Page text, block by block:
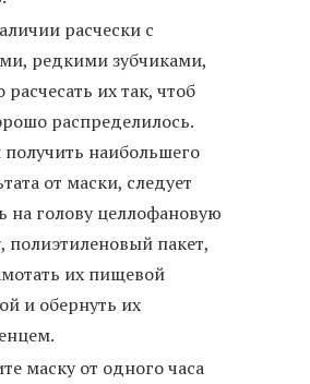
расчески с
редкими зубчиками,
их так, чтоб
распределилось.
наибольшего
от маски, следует
на голову целлофановую
полиэтиленовый пакет,
их пищевой
и обернуть их
маску от одного часа